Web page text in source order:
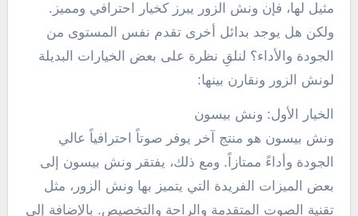
مثيل لها، فإن ونش الزور يبرز كخيار احترافي ومميز.
ولكن هل يوجد بدائل أخرى تقدم نفس المستوى من
الجودة والأداء؟ لنلقِ نظرة على بعض الخيارات البديلة
لونش الزور ونقارن بينها:
الخيار الأول: ونش بيسون
ونش بيسون هو منتج آخر يوفر صوتاً احترافياً عالي
الجودة وأداءً ممتازاً. ومع ذلك، يفتقر ونش بيسون إلى
بعض الميزات الفريدة التي يتميز بها ونش الزور، مثل
تقنية الصوت المتقدمة والراحة والتخصيص. بالإضافة إلى